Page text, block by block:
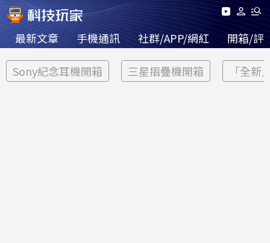
最新文章 手機通訊 社群/APP/網紅 開箱/評
Sony紀念耳機開箱 三星摺疊機開箱 「全新